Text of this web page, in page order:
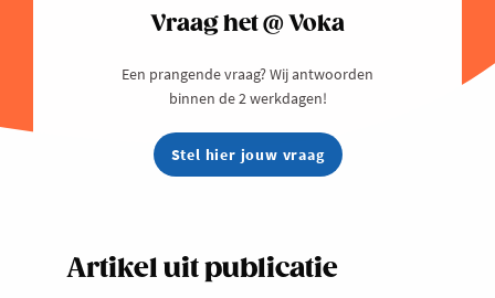
Vraag het @ Voka
Een prangende vraag? Wij antwoorden
binnen de 2 werkdagen!
Stel hier jouw vraag
Artikel uit publicatie